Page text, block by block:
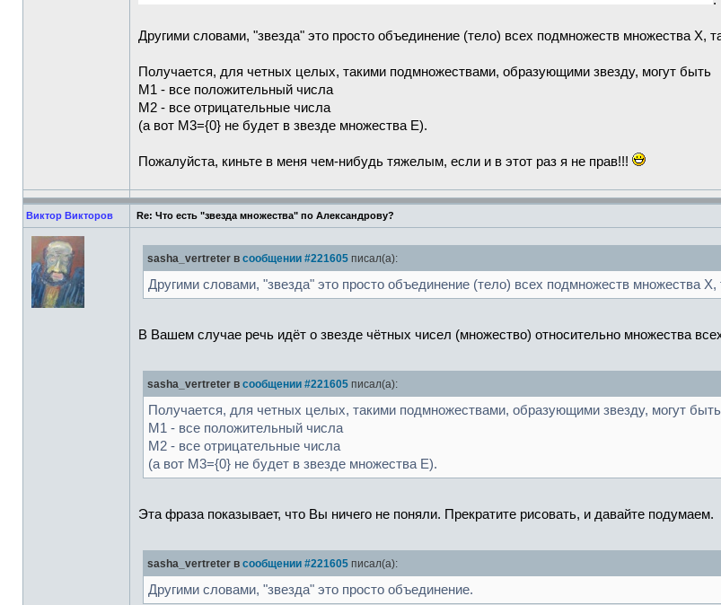
Другими словами, "звезда" это просто объединение (тело) всех подмножеств множества Х,
Получается, для четных целых, такими подмножествами, образующими звезду, могут быть
M1 - все положительный числа
M2 - все отрицательные числа
(а вот M3={0} не будет в звезде множества E).
Пожалуйста, киньте в меня чем-нибудь тяжелым, если и в этот раз я не прав!!!
Виктор Викторов Re: Что есть "звезда множества" по Александрову?
sasha_vertreter в сообщении #221605 писал(а):
Другими словами, "звезда" это просто объединение (тело) всех подмножеств множества
В Вашем случае речь идёт о звезде чётных чисел (множество) относительно множества
sasha_vertreter в сообщении #221605 писал(а):
Получается, для четных целых, такими подмножествами, образующими звезду, могут быть
M1 - все положительный числа
M2 - все отрицательные числа
(а вот M3={0} не будет в звезде множества E).
Эта фраза показывает, что Вы ничего не поняли. Прекратите рисовать, и давайте подумаем.
sasha_vertreter в сообщении #221605 писал(а):
Другими словами, "звезда" это просто объединение.